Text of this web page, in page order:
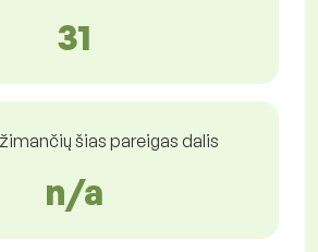
31
šias pareigas dalis
n/a